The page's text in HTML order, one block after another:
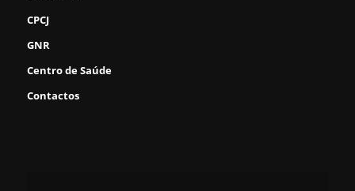
CPCJ
GNR
Centro de Saúde
Contactos